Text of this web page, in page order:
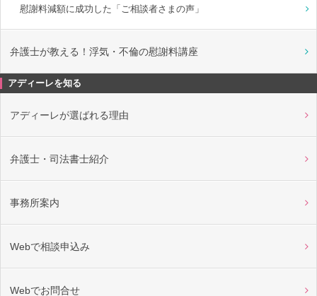
慰謝料減額に成功した「ご相談者さまの声」
弁護士が教える！浮気・不倫の慰謝料講座
アディーレを知る
アディーレが選ばれる理由
弁護士・司法書士紹介
事務所案内
Webで相談申込み
Webでお問合せ